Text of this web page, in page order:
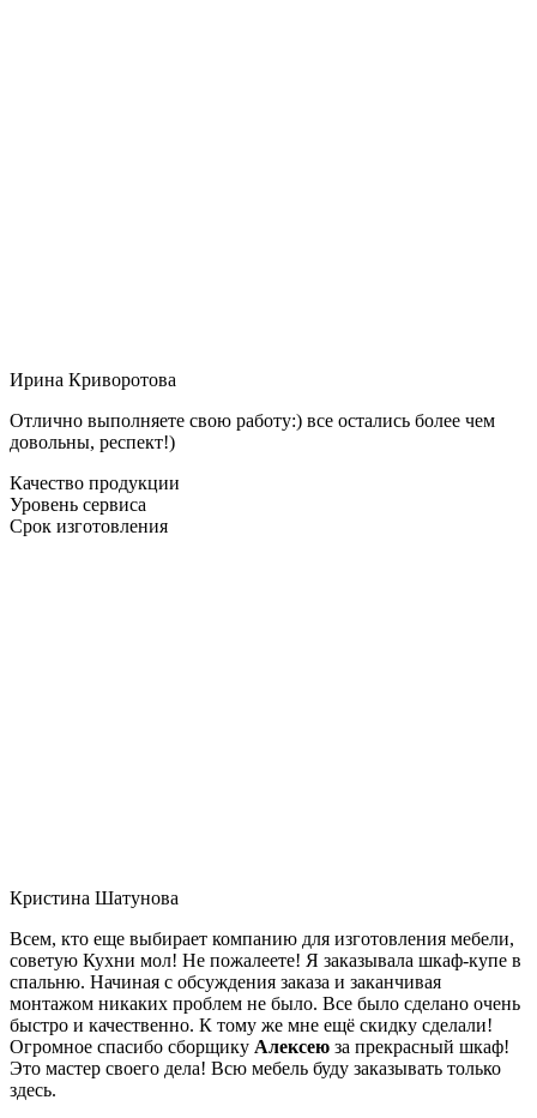
Ирина Криворотова
Отлично выполняете свою работу:) все остались более чем
довольны, респект!)
Качество продукции
Уровень сервиса
Срок изготовления
Кристина Шатунова
Всем, кто еще выбирает компанию для изготовления мебели,
советую Кухни мол! Не пожалеете! Я заказывала шкаф-купе в
спальню. Начиная с обсуждения заказа и заканчивая
монтажом никаких проблем не было. Все было сделано очень
быстро и качественно. К тому же мне ещё скидку сделали!
Огромное спасибо сборщику Алексею за прекрасный шкаф!
Это мастер своего дела! Всю мебель буду заказывать только
здесь.